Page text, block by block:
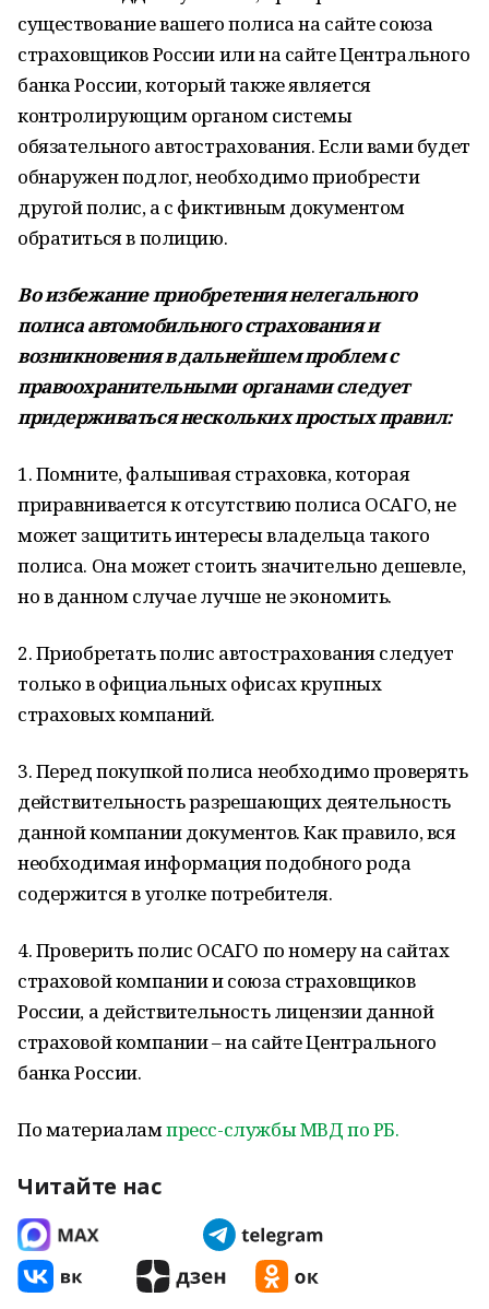
существование вашего полиса на сайте союза
страховщиков России или на сайте Центрального
банка России, который также является
контролирующим органом системы
обязательного автострахования. Если вами будет
обнаружен подлог, необходимо приобрести
другой полис, а с фиктивным документом
обратиться в полицию.
Во избежание приобретения нелегального
полиса автомобильного страхования и
возникновения в дальнейшем проблем с
правоохранительными органами следует
придерживаться нескольких простых правил:
1. Помните, фальшивая страховка, которая
приравнивается к отсутствию полиса ОСАГО, не
может защитить интересы владельца такого
полиса. Она может стоить значительно дешевле,
но в данном случае лучше не экономить.
2. Приобретать полис автострахования следует
только в официальных офисах крупных
страховых компаний.
3. Перед покупкой полиса необходимо проверять
действительность разрешающих деятельность
данной компании документов. Как правило, вся
необходимая информация подобного рода
содержится в уголке потребителя.
4. Проверить полис ОСАГО по номеру на сайтах
страховой компании и союза страховщиков
России, а действительность лицензии данной
страховой компании – на сайте Центрального
банка России.
По материалампресс-службы МВД по РБ.
Читайте нас